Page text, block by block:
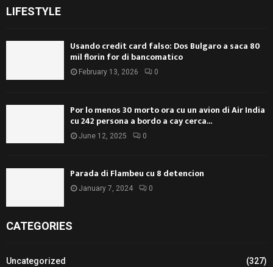
LIFESTYLE
Usando credit card falso: Dos Bulgaro a saca 80
mil florin for di bancomatico
February 13, 2026 0
Por lo menos 30 morto ora cu un avion di Air India
cu 242 persona a bordo a cay cerca...
June 12, 2025 0
Parada di Flambeu cu 8 detencion
January 7, 2024 0
CATEGORIES
Uncategorized
(327)